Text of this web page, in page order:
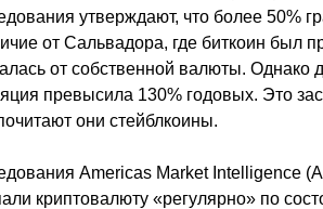
утверждают, что более 50%
от Сальвадора, где биткоин был
от собственной валюты. Однако
превысила 130% годовых. Это
они стейблкоины.
Americas Market Intelligence
криптовалюту «регулярно» по